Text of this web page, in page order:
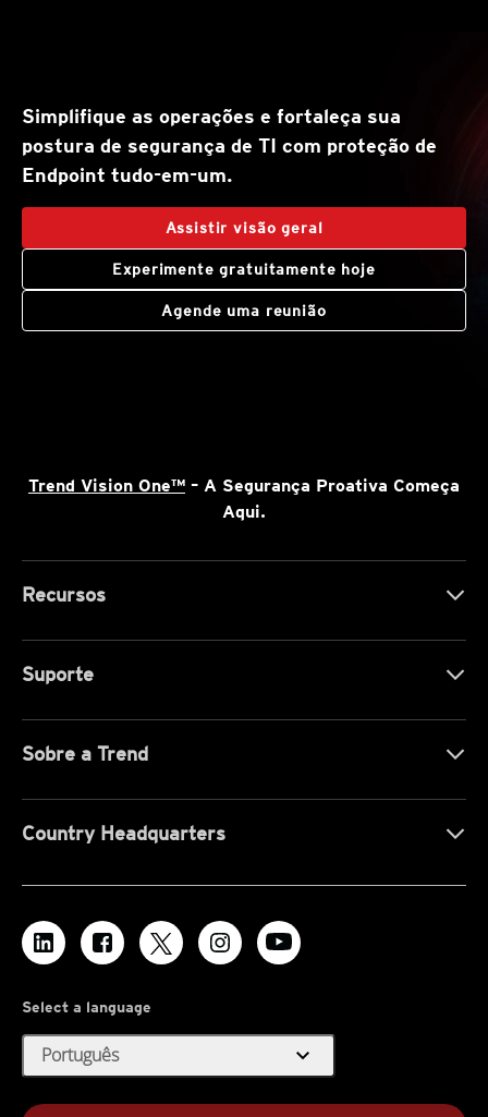
Simplifique as operações e fortaleça sua
postura de segurança de TI com proteção de
Endpoint tudo-em-um.
Assistir visão geral
Experimente gratuitamente hoje
Agende uma reunião
Trend Vision One™ – A Segurança Proativa Começa
Aqui.
Recursos
Suporte
Sobre a Trend
Country Headquarters
Select a language
Português expand_more